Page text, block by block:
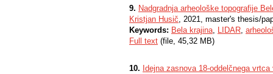
9. Nadgradnja arheološke topografije
Kristjan Husič, 2021, master's thesis/
Keywords: Bela krajina, LIDAR,
Full text (file, 45,32 MB)
10. Idejna zasnova 18-oddelčnega